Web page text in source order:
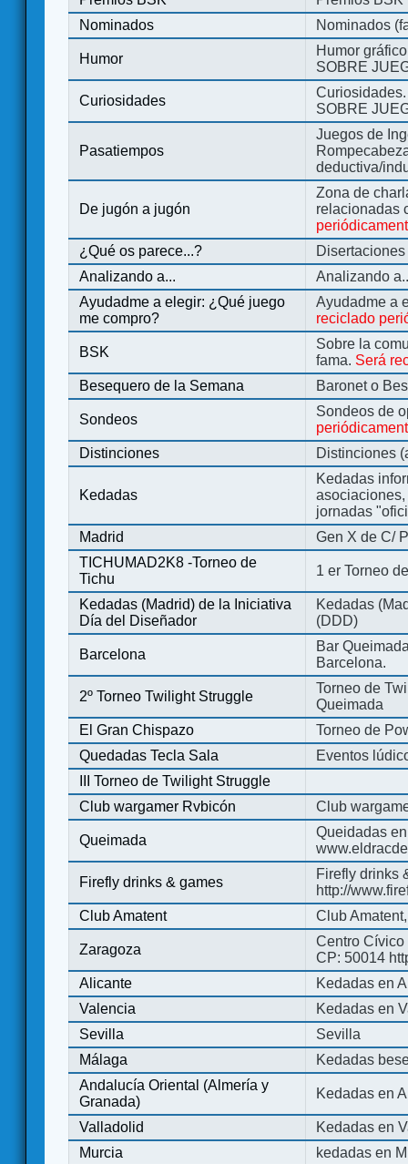
Nominados
Nominados
Humor
Humor
SOBRE
Curiosidades
SOBRE
Pasatiempos
Juegos de
deductiva/
De jugón a jugón
Zona de
relacionadas
¿Qué os parece...?
Analizando a...
Analizando
Ayudadme a elegir: ¿Qué juego
me compro?
Ayudadme a
reciclado
BSK
Sobre la
fama. Será
Besequero de la Semana
Baronet o
Sondeos
Sondeos de
Distinciones
Distinciones
Kedadas
Kedadas
jornadas
Madrid
Gen X de C/
TICHUMAD2K8 -Torneo de
Tichu
1 er Torneo
Kedadas (Madrid) de la Iniciativa
Día del Diseñador
Kedadas
(DDD)
Barcelona
Bar
Barcelona.
2º Torneo Twilight Struggle
Torneo de
Queimada
El Gran Chispazo
Torneo de
Quedadas Tecla Sala
Eventos
III Torneo de Twilight Struggle
Club wargamer Rvbicón
Club
Queimada
Queidadas
Firefly drinks & games
Firefly drinks
http://
Club Amatent
Club
Zaragoza
Centro Cívico
CP: 50014
Alicante
Kedadas en
Valencia
Kedadas en
Sevilla
Sevilla
Málaga
Kedadas
Andalucía Oriental (Almería y
Granada)
Kedadas en
Valladolid
Kedadas en
Murcia
kedadas en